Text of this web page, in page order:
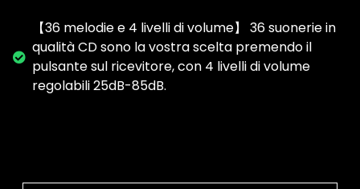
【36 melodie e 4 livelli di volume】 36 suonerie in
qualità CD sono la vostra scelta premendo il
pulsante sul ricevitore, con 4 livelli di volume
regolabili 25dB-85dB.